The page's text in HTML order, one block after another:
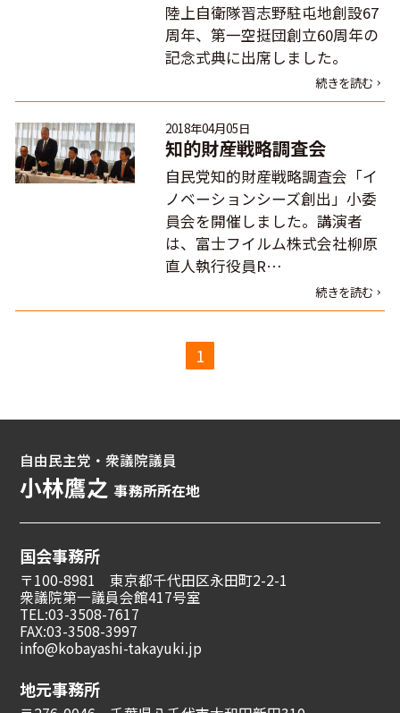
陸上自衛隊習志野駐屯地創設67
周年、第一空挺団創立60周年の
記念式典に出席しました。
続きを読む
2018年04月05日
知的財産戦略調査会
自民党知的財産戦略調査会「イ
ノベーションシーズ創出」小委
員会を開催しました。講演者
は、富士フイルム株式会社柳原
直人執行役員R…
続きを読む
1
自由民主党・衆議院議員
小林鷹之事務所所在地
国会事務所
〒100-8981 東京都千代田区永田町2-2-1
衆議院第一議員会館417号室
TEL:03-3508-7617
FAX:03-3508-3997
info@kobayashi-takayuki.jp
地元事務所